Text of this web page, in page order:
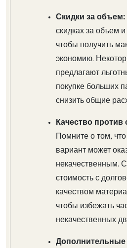
Скидки за объем:
скидках за объем
чтобы получить
экономию.
предлагают
покупке больших
снизить общие
Качество против
Помните о том,
вариант может
некачественным.
стоимость с
качеством
чтобы избежать
некачественных